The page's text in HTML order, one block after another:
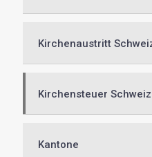
Kirchenaustritt
Kirchensteuer Schweiz
Kantone